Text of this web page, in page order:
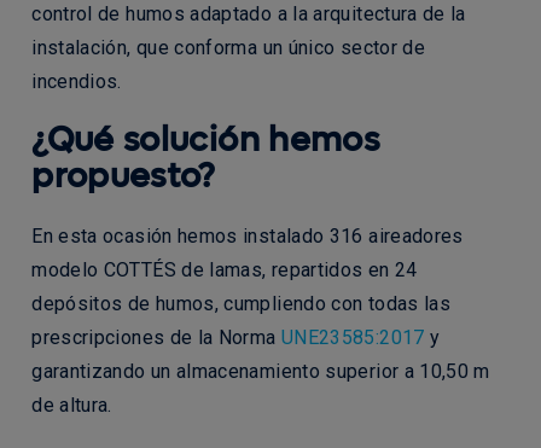
control de humos adaptado a la arquitectura de la
instalación, que conforma un único sector de
incendios.
¿Qué solución hemos
propuesto?
En esta ocasión hemos instalado 316 aireadores
modelo COTTÉS de lamas, repartidos en 24
depósitos de humos, cumpliendo con todas las
prescripciones de la Norma UNE23585:2017 y
garantizando un almacenamiento superior a 10,50 m
de altura.